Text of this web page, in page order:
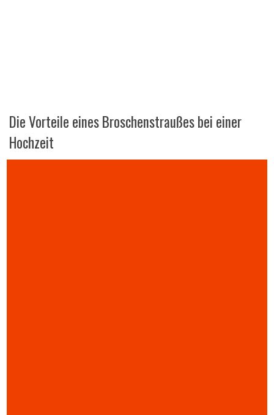
Die Vorteile eines Broschenstraußes bei einer
Hochzeit